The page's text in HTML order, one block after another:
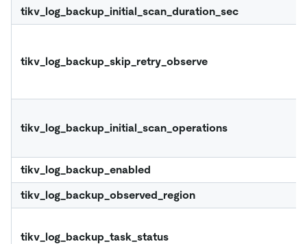
tikv_log_backup_initial_scan_duration_sec
tikv_log_backup_skip_retry_observe
tikv_log_backup_initial_scan_operations
tikv_log_backup_enabled
tikv_log_backup_observed_region
tikv_log_backup_task_status